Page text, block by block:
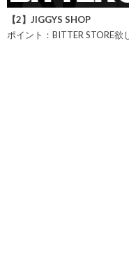
【2】JIGGYS SHOP
ポイント：BITTER STORE